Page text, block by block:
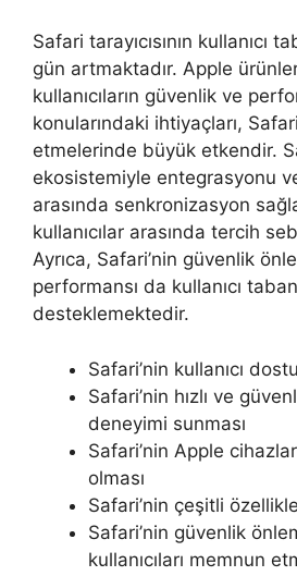
Safari tarayıcısının kullanıcı
gün artmaktadır. Apple
kullanıcıların güvenlik ve
konularındaki ihtiyaçları, Safari
etmelerinde büyük etkendir.
ekosistemiyle entegrasyonu
arasında senkronizasyon
kullanıcılar arasında tercih
Ayrıca, Safari’nin güvenlik
performansı da kullanıcı
desteklemektedir.
Safari’nin kullanıcı
Safari’nin hızlı ve
deneyimi sunması
Safari’nin Apple
olması
Safari’nin çeşitli
Safari’nin güvenlik
kullanıcıları memnun